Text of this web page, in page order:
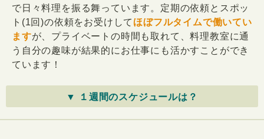
で日々料理を振る舞っています。定期の依頼とスポッ
ト(1回)の依頼をお受けして ほぼフルタイムで働いてい
ますが、プライベートの時間も取れて、料理教室に通
う自分の趣味が結果的にお仕事にも活かすことができ
ています！
▼ １週間のスケジュールは？